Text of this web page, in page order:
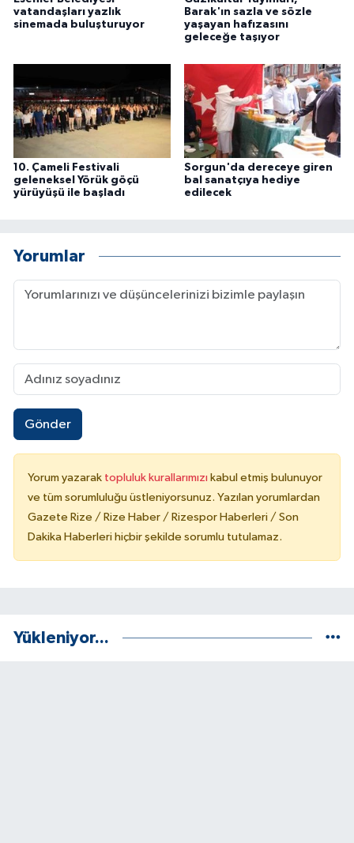
vatandaşları yazlık
sinemada buluşturuyor
Barak'ın sazla ve sözle
yaşayan hafızasını
geleceğe taşıyor
10. Çameli Festivali
geleneksel Yörük göçü
yürüyüşü ile başladı
Sorgun'da dereceye giren
bal sanatçıya hediye
edilecek
Yorumlar
Gönder
Yorum yazarak topluluk kurallarımızı kabul etmiş bulunuyor
ve tüm sorumluluğu üstleniyorsunuz. Yazılan yorumlardan
Gazete Rize / Rize Haber / Rizespor Haberleri / Son
Dakika Haberleri hiçbir şekilde sorumlu tutulamaz.
Yükleniyor...